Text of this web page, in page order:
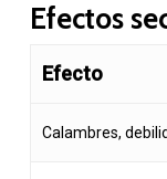
Efectos
Efecto
Calambres,